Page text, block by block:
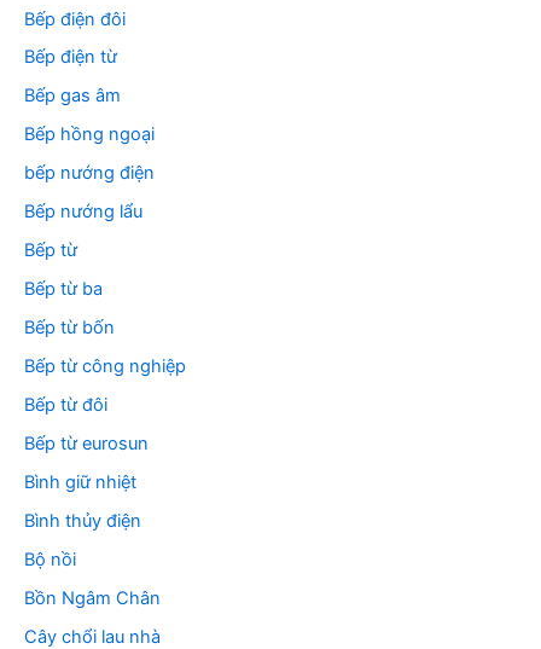
Bếp điện đôi
Bếp điện từ
Bếp gas âm
Bếp hồng ngoại
bếp nướng điện
Bếp nướng lẩu
Bếp từ
Bếp từ ba
Bếp từ bốn
Bếp từ công nghiệp
Bếp từ đôi
Bếp từ eurosun
Bình giữ nhiệt
Bình thủy điện
Bộ nồi
Bồn Ngâm Chân
Cây chổi lau nhà